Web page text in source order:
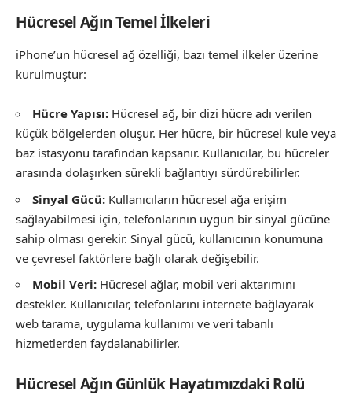
Hücresel Ağın Temel İlkeleri
iPhone’un hücresel ağ özelliği, bazı temel ilkeler üzerine
kurulmuştur:
Hücre Yapısı: Hücresel ağ, bir dizi hücre adı verilen
küçük bölgelerden oluşur. Her hücre, bir hücresel kule veya
baz istasyonu tarafından kapsanır. Kullanıcılar, bu hücreler
arasında dolaşırken sürekli bağlantıyı sürdürebilirler.
Sinyal Gücü: Kullanıcıların hücresel ağa erişim
sağlayabilmesi için, telefonlarının uygun bir sinyal gücüne
sahip olması gerekir. Sinyal gücü, kullanıcının konumuna
ve çevresel faktörlere bağlı olarak değişebilir.
Mobil Veri: Hücresel ağlar, mobil veri aktarımını
destekler. Kullanıcılar, telefonlarını internete bağlayarak
web tarama, uygulama kullanımı ve veri tabanlı
hizmetlerden faydalanabilirler.
Hücresel Ağın Günlük Hayatımızdaki Rolü